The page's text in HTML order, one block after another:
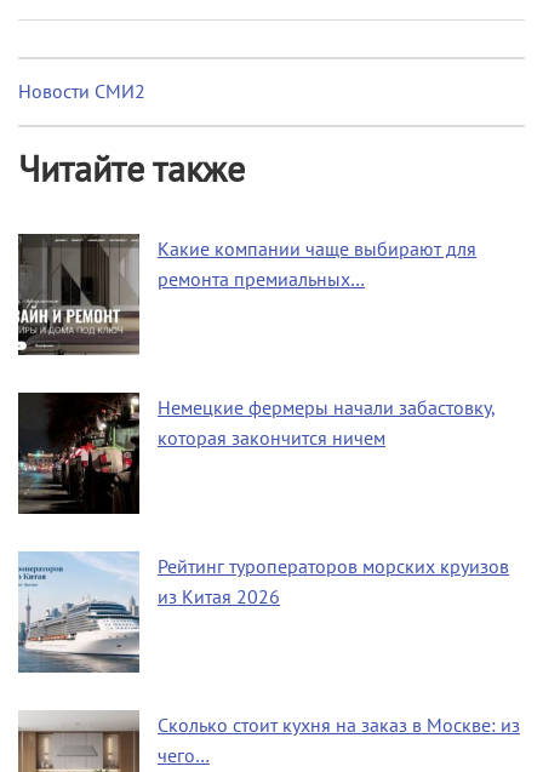
Новости СМИ2
Читайте также
Какие компании чаще выбирают для
ремонта премиальных…
Немецкие фермеры начали забастовку,
которая закончится ничем
Рейтинг туроператоров морских круизов
из Китая 2026
Сколько стоит кухня на заказ в Москве: из
чего…